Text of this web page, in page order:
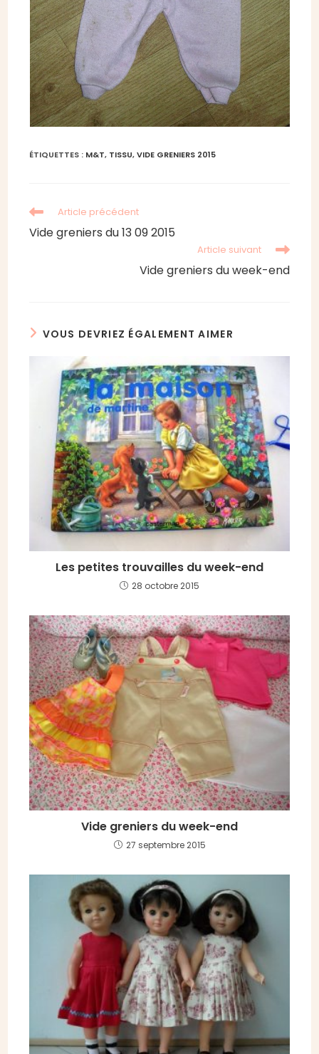
ÉTIQUETTES : M&T, TISSU, VIDE GRENIERS 2015
Read
more
articles
Article précédent
Vide greniers du 13 09 2015
Article suivant
Vide greniers du week-end
VOUS DEVRIEZ ÉGALEMENT AIMER
Les petites trouvailles du week-end
28 octobre 2015
Vide greniers du week-end
27 septembre 2015